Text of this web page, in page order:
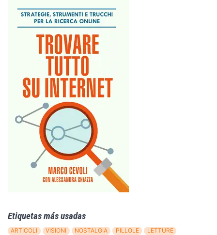
Etiquetas más usadas
ARTICOLI VISIONI NOSTALGIA PILLOLE
LETTURE